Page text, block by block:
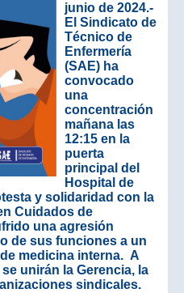
junio de 2024.-
El Sindicato de
Técnico de
Enfermería
(SAE) ha
convocado
una
concentración
mañana las
12:15 en la
puerta
principal del
Hospital de
y solidaridad con la
Cuidados de
una agresión
de sus funciones a un
medicina interna. A
unirán la Gerencia, la
sindicales.